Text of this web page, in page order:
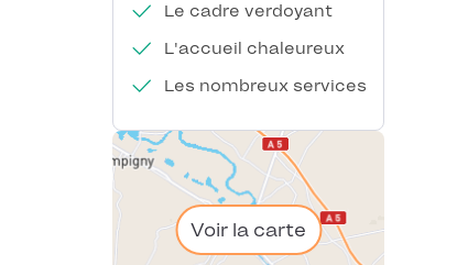
Le cadre verdoyant
L'accueil chaleureux
Les nombreux services
Voir la carte